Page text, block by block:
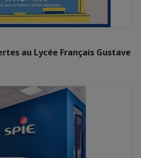
au Lycée Français Gustave